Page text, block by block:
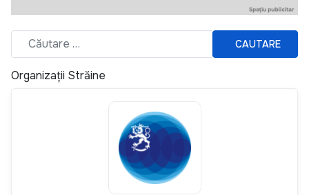
CAUTARE
Organizații Străine